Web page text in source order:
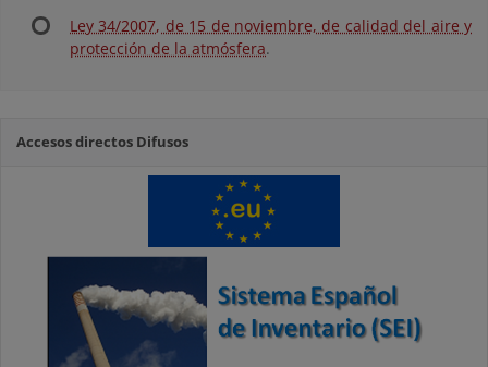
Ley 34/2007, de 15 de noviembre, de calidad del aire y
protección de la atmósfera.
Accesos directos Difusos